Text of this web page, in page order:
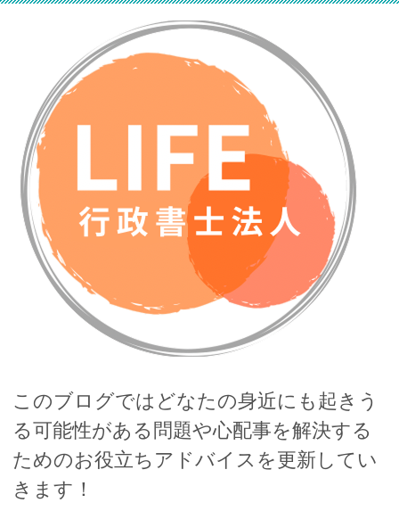
このブログではどなたの身近にも起きう
る可能性がある問題や心配事を解決する
ためのお役立ちアドバイスを更新してい
きます！